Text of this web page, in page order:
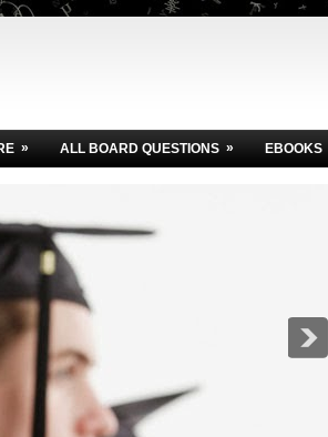
» ALL BOARD QUESTIONS » EBOOKS